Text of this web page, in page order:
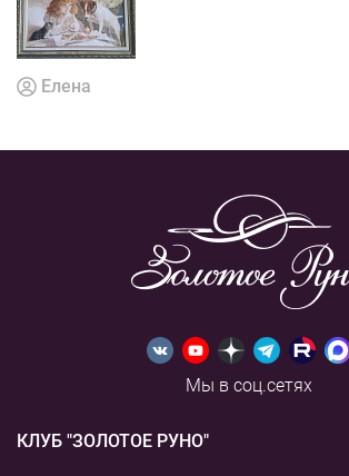
Елена
Мы в соц.сетях
КЛУБ "ЗОЛОТОЕ РУНО"